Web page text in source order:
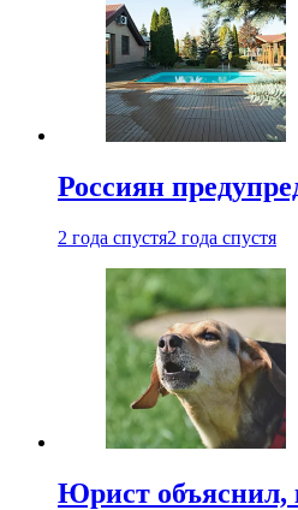
Россиян
2 года спустя2 года спустя
Юрист объяснил,